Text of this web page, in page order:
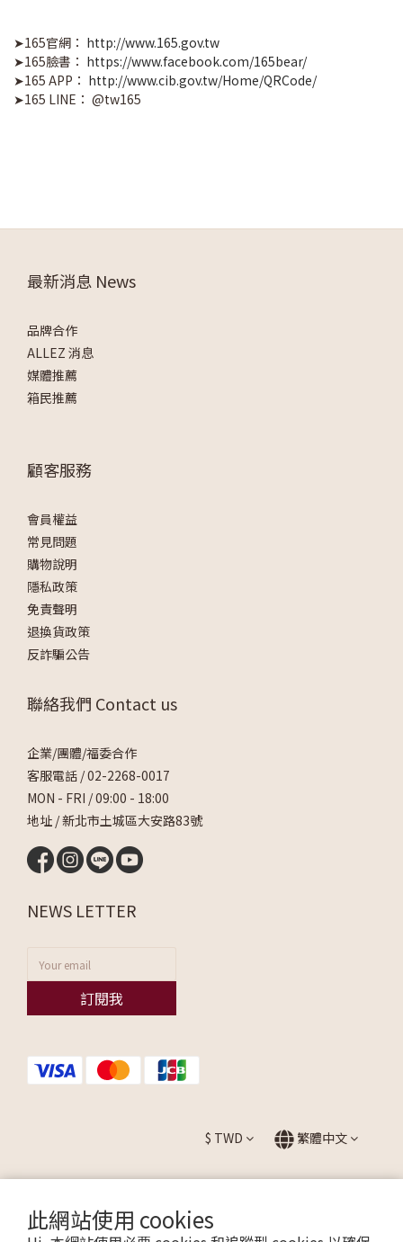
此網站使用 cookies
➤165官網： http://www.165.gov.tw
➤165臉書： https://www.facebook.com/165bear/
➤165 APP： http://www.cib.gov.tw/Home/QRCode/
➤165 LINE： @tw165
最新消息 News
品牌合作
ALLEZ 消息
媒體推薦
箱民推薦
顧客服務
會員權益
常見問題
購物說明
隱私政策
免責聲明
退換貨政策
反詐騙公告
聯絡我們 Contact us
企業/團體/福委合作
客服電話 /02-2268-0017
MON - FRI / 09:00 - 18:00
地址 / 新北市土城區大安路83號
NEWS LETTER
訂閱我
$ TWD 繁體中文
提醒您，我們不會以電話或簡訊方式通知變更付款方式。